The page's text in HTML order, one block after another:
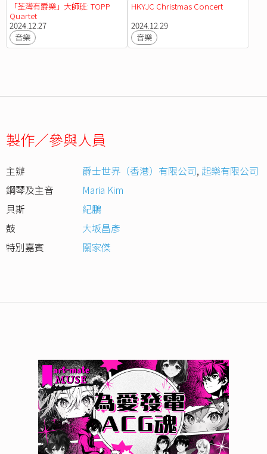
「荃灣有爵樂」大師班: TOPP
Quartet
2024.12.27
音樂
HKYJC Christmas Concert
2024.12.29
音樂
製作／參與人員
主辦 爵士世界（香港）有限公司, 起樂有限公司
鋼琴及主音
Maria Kim
貝斯
紀鵬
鼓
大坂昌彥
特別嘉賓
關家傑